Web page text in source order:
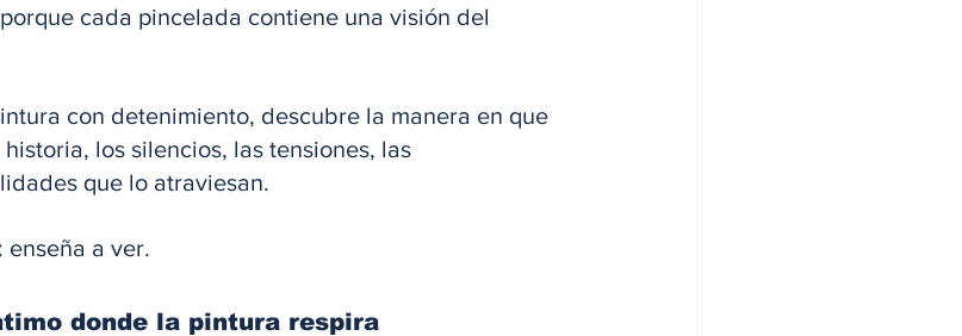
cada pincelada contiene una visión del
con detenimiento, descubre la manera en que
los silencios, las tensiones, las
que lo atraviesan.
enseña a ver.
donde la pintura respira